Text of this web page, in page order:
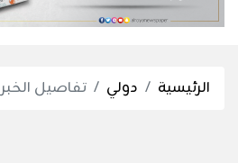
الرئيسية دولي تفاصيل الخبر